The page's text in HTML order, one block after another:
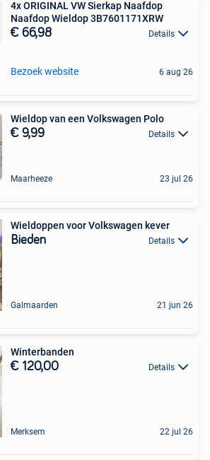
4x ORIGINAL VW Sierkap Naafdop
Naafdop Wieldop 3B7601171XRW
€ 66,98 Details
Bezoek website 6 aug 26
Wieldop van een Volkswagen Polo
€ 9,99 Details
Maarheeze 23 jul 26
Wieldoppen voor Volkswagen kever
Bieden Details
Galmaarden 21 jun 26
Winterbanden
€ 120,00 Details
Merksem 22 jul 26